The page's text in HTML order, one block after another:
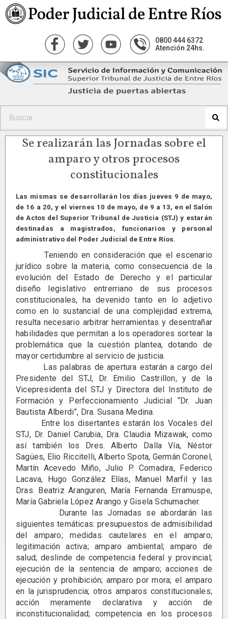
0800 444 6372
Atención 24hs.
Se realizarán las Jornadas sobre el
amparo y otros procesos
constitucionales
Las mismas se desarrollarán los días jueves 9 de mayo,
de 16 a 20, y el viernes 10 de mayo, de 9 a 13, en el Salón
de Actos del Superior Tribunal de Justicia (STJ) y estarán
destinadas a magistrados, funcionarios y personal
administrativo del Poder Judicial de Entre Ríos.
Teniendo en consideración que el escenario
jurídico sobre la materia, como consecuencia de la
evolución del Estado de Derecho y el particular
diseño legislativo entrerriano de sus procesos
constitucionales, ha devenido tanto en lo adjetivo
como en lo sustancial de una complejidad extrema,
resulta necesario arbitrar herramientas y desentrañar
habilidades que permitan a los operadores sortear la
problemática que la cuestión plantea, dotando de
mayor certidumbre al servicio de justicia.
Las palabras de apertura estarán a cargo del
Presidente del STJ, Dr. Emilio Castrillon, y de la
Vicepresidenta del STJ y Directora del Instituto de
Formación y Perfeccionamiento Judicial “Dr. Juan
Bautista Alberdi”, Dra. Susana Medina.
Entre los disertantes estarán los Vocales del
STJ, Dr. Daniel Carubia, Dra. Claudia Mizawak, como
así también los Dres. Alberto Dalla Vía, Néstor
Sagües, Elio Riccitelli, Alberto Spota, Germán Coronel,
Martín Acevedo Miño, Julio P. Comadira, Federico
Lacava, Hugo González Elías, Manuel Marfil y las
Dras. Beatriz Aranguren, María Fernanda Erramuspe,
María Gabriela López Arango y Gisela Schumacher.
Durante las Jornadas se abordarán las
siguientes temáticas: presupuestos de admisibilidad
del amparo; medidas cautelares en el amparo;
legitimación activa; amparo ambiental; amparo de
salud; deslinde de competencia federal y provincial;
ejecución de la sentencia de amparo; acciones de
ejecución y prohibición; amparo por mora; el amparo
en la jurisprudencia; otros amparos constitucionales;
acción meramente declarativa y acción de
inconstitucionalidad; competencia en los procesos